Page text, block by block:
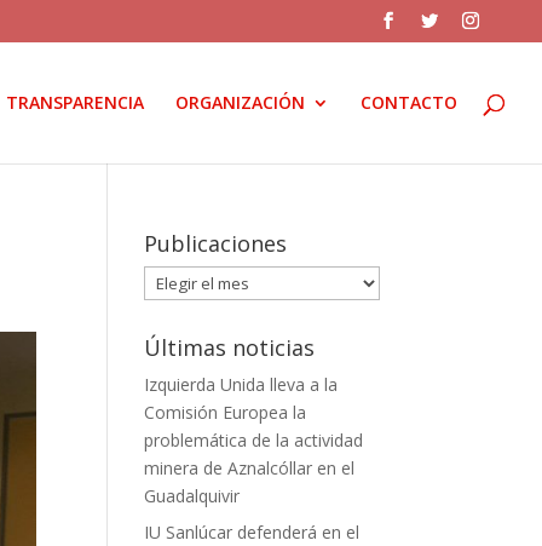
TRANSPARENCIA ORGANIZACIÓN CONTACTO
Publicaciones
Publicaciones
Últimas noticias
Izquierda Unida lleva a la
Comisión Europea la
problemática de la actividad
minera de Aznalcóllar en el
Guadalquivir
IU Sanlúcar defenderá en el